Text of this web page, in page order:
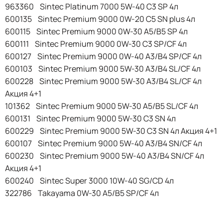
963360 Sintec Platinum 7000 5W-40 C3 SP 4л
600135 Sintec Premium 9000 0W-20 C5 SN plus 4л
600115 Sintec Premium 9000 0W-30 A5/B5 SP 4л
600111 Sintec Premium 9000 0W-30 C3 SP/CF 4л
600127 Sintec Premium 9000 0W-40 A3/B4 SP/CF 4л
600103 Sintec Premium 9000 5W-30 A3/B4 SL/CF 4л
600228 Sintec Premium 9000 5W-30 A3/B4 SL/CF 4л
Акция 4+1
101362 Sintec Premium 9000 5W-30 A5/B5 SL/CF 4л
600131 Sintec Premium 9000 5W-30 C3 SN 4л
600229 Sintec Premium 9000 5W-30 C3 SN 4л Акция 4+1
600107 Sintec Premium 9000 5W-40 A3/B4 SN/CF 4л
600230 Sintec Premium 9000 5W-40 A3/B4 SN/CF 4л
Акция 4+1
600240 Sintec Super 3000 10W-40 SG/CD 4л
322786 Takayama 0W-30 A5/B5 SP/CF 4л